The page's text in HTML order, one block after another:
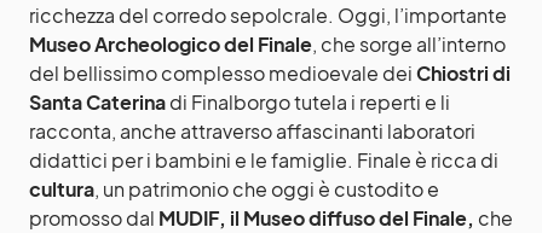
ricchezza del corredo sepolcrale. Oggi, l’importante
Museo Archeologico del Finale, che sorge all’interno
del bellissimo complesso medioevale deiChiostri di
Santa Caterinadi Finalborgo tutela i reperti e li
racconta, anche attraverso affascinanti laboratori
didattici per i bambini e le famiglie. Finale è ricca di
cultura, un patrimonio che oggi è custodito e
promosso dal MUDIF, il Museo diffuso del Finale, che